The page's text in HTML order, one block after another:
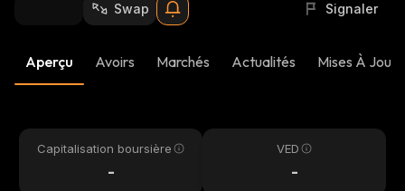
Swap Signaler
Aperçu Avoirs Marchés Actualités Mises À Jour
Capitalisation boursière
-
VED
-